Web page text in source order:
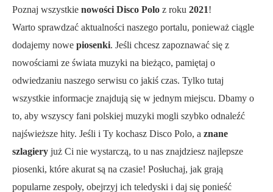
Poznaj wszystkie nowości Disco Polo z roku 2021!
Warto sprawdzać aktualności naszego portalu, ponieważ ciągle
dodajemy nowe piosenki. Jeśli chcesz zapoznawać się z
nowościami ze świata muzyki na bieżąco, pamiętaj o
odwiedzaniu naszego serwisu co jakiś czas. Tylko tutaj
wszystkie informacje znajdują się w jednym miejscu. Dbamy o
to, aby wszyscy fani polskiej muzyki mogli szybko odnaleźć
najświeższe hity. Jeśli i Ty kochasz Disco Polo, a znane
szlagiery już Ci nie wystarczą, to u nas znajdziesz najlepsze
piosenki, które akurat są na czasie! Posłuchaj, jak grają
popularne zespoły, obejrzyj ich teledyski i daj się ponieść